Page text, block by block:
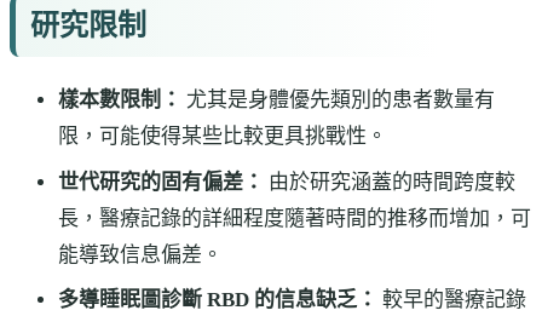
研究限制
樣本數限制： 尤其是身體優先類別的患者數量有
限，可能使得某些比較更具挑戰性。
世代研究的固有偏差：
由於研究涵蓋的時間跨度較
長，醫療記錄的詳細程度隨著時間的推移而增加，可
能導致信息偏差。
多導睡眠圖診斷 RBD 的信息缺乏： 較早的醫療記錄